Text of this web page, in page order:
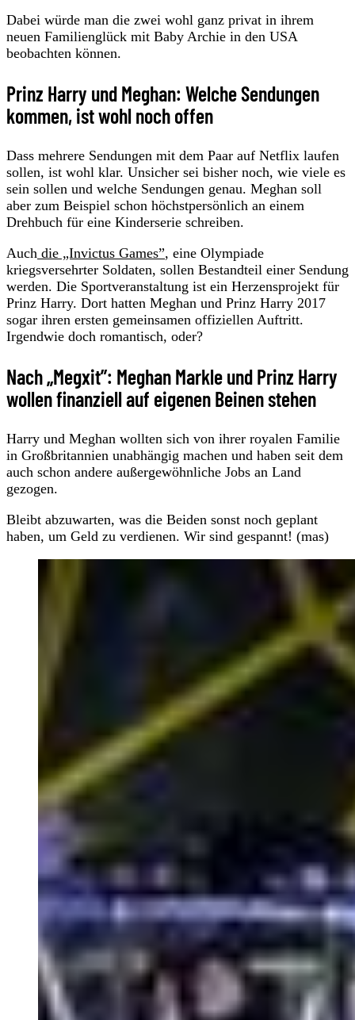
Dabei würde man die zwei wohl ganz privat in ihrem
neuen Familienglück mit Baby Archie in den USA
beobachten können.
Prinz Harry und Meghan: Welche Sendungen
kommen, ist wohl noch offen
Dass mehrere Sendungen mit dem Paar auf Netflix laufen
sollen, ist wohl klar. Unsicher sei bisher noch, wie viele es
sein sollen und welche Sendungen genau. Meghan soll
aber zum Beispiel schon höchstpersönlich an einem
Drehbuch für eine Kinderserie schreiben.
Auch die „Invictus Games”, eine Olympiade
kriegsversehrter Soldaten, sollen Bestandteil einer Sendung
werden. Die Sportveranstaltung ist ein Herzensprojekt für
Prinz Harry. Dort hatten Meghan und Prinz Harry 2017
sogar ihren ersten gemeinsamen offiziellen Auftritt.
Irgendwie doch romantisch, oder?
Nach „Megxit”: Meghan Markle und Prinz Harry
wollen finanziell auf eigenen Beinen stehen
Harry und Meghan wollten sich von ihrer royalen Familie
in Großbritannien unabhängig machen und haben seit dem
auch schon andere außergewöhnliche Jobs an Land
gezogen.
Bleibt abzuwarten, was die Beiden sonst noch geplant
haben, um Geld zu verdienen. Wir sind gespannt! (mas)